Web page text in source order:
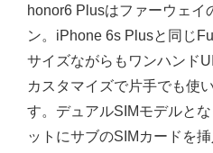
honor6 Plusはファーウェイ
ン。iPhone 6s Plusと同じ
サイズながらもワンハンド
カスタマイズで片手でも使
す。デュアルSIMモデルと
ットにサブのSIMカードを